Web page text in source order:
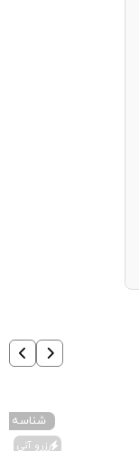
شناسه : 29086
رزرو آنی